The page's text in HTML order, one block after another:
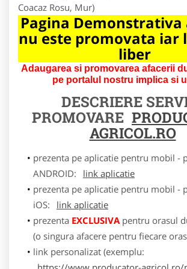
Coacaz Rosu, Mur)
Pagina Demonstrativa
nu este promovata iar
liber
Adaugarea si promovarea afacerii
pe portalul nostru implica si
DESCRIERE
PROMOVARE
AGRICOL.RO
prezenta pe aplicatie pentru mobil -
ANDROID:
link aplicatie
prezenta pe aplicatie pentru mobil -
iOS:
link aplicatie
prezenta EXCLUSIVApentru orasul
(o singura afacere pentru fiecare
link personalizat (exemplu: